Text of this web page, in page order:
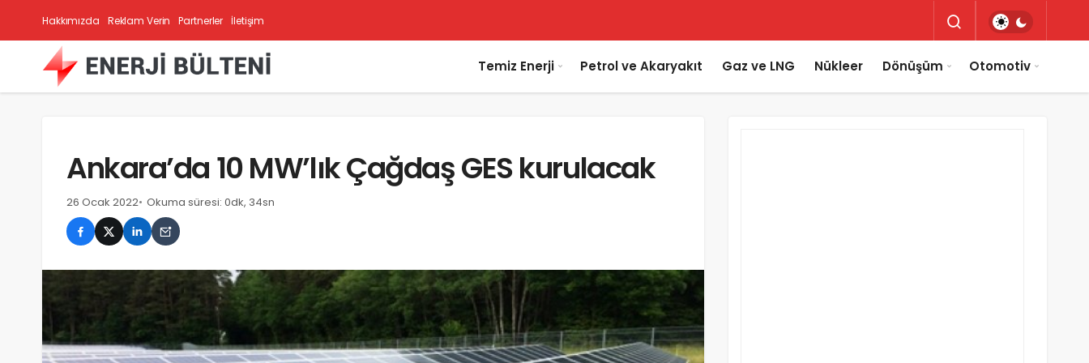
Hakkımızda Reklam Verin Partnerler İletişim
Temiz Enerji Petrol ve Akaryakıt Gaz ve LNG Nükleer Dönüşüm Otomotiv
Ankara’da 10 MW’lık Çağdaş GES kurulacak
26 Ocak 2022 Okuma süresi: 0dk, 34sn